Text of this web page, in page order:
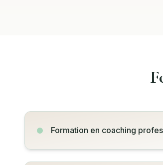
Formation en coaching